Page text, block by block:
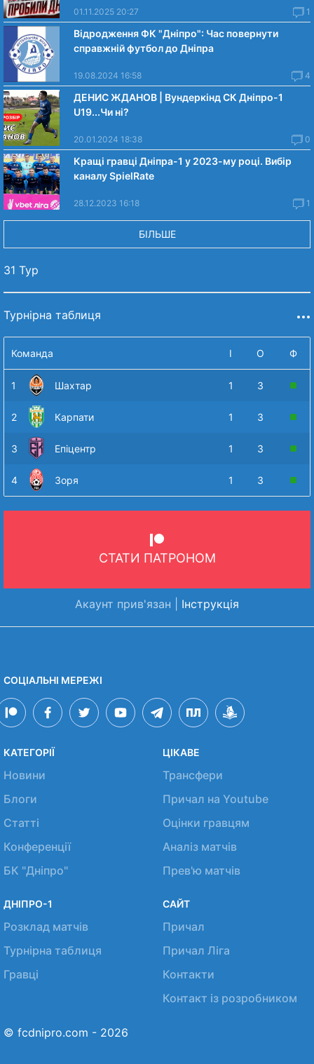
01.11.2025 20:27 1
Відродження ФК "Дніпро": Час повернути
справжній футбол до Дніпра
19.08.2024 16:58 4
ДЕНИС ЖДАНОВ | Вундеркінд СК Дніпро-1
U19...Чи нi?
20.01.2024 18:38 0
Кращі гравці Дніпра-1 у 2023-му році. Вибiр
каналу SpielRate
28.12.2023 16:18 1
БІЛЬШЕ
31 Тур
Турнірна таблиця
Команда І О Ф
1 Шахтар 1 3
2 Карпати 1 3
3 Епіцентр 1 3
4 Зоря 1 3
СТАТИ ПАТРОНОМ
Акаунт прив'язан | Інструкція
СОЦІАЛЬНІ МЕРЕЖІ
КАТЕГОРІЇ
Новини
Блоги
Статті
Конференції
БК "Дніпро"
ЦІКАВЕ
Трансфери
Причал на Youtube
Оцінки гравцям
Аналіз матчів
Прев'ю матчів
ДНІПРО-1
Розклад матчів
Турнірна таблиця
Гравці
САЙТ
Причал
Причал Ліга
Контакти
Контакт із розробником
© fcdnipro.com - 2026